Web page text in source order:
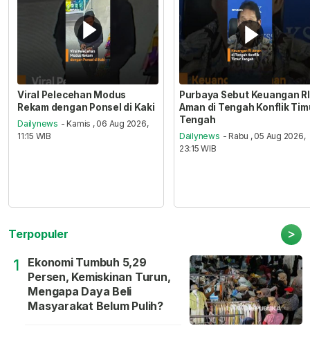
Viral Pelecehan Modus
Rekam dengan Ponsel di Kaki
Dailynews - Kamis , 06 Aug 2026,
11:15 WIB
Purbaya Sebut Keuangan RI
Aman di Tengah Konflik
Tengah
Dailynews - Rabu , 05 Aug 2026,
23:15 WIB
Terpopuler >
1
Ekonomi Tumbuh 5,29
Persen, Kemiskinan Turun,
Mengapa Daya Beli
Masyarakat Belum Pulih?